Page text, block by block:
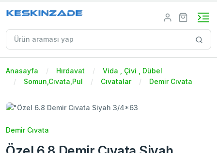
Anasayfa Hırdavat
Vida , Çivi , Dübel
Somun,Cıvata,Pul
Cıvatalar Demir Cıvata
Demir Cıvata